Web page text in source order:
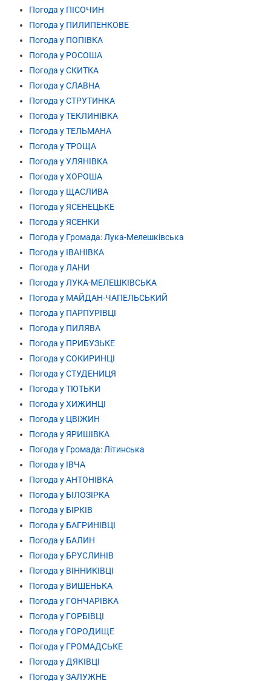
Погода у ПІСОЧИН
Погода у ПИЛИПЕНКОВЕ
Погода у ПОПІВКА
Погода у РОСОША
Погода у СКИТКА
Погода у СЛАВНА
Погода у СТРУТИНКА
Погода у ТЕКЛИНІВКА
Погода у ТЕЛЬМАНА
Погода у ТРОЩА
Погода у УЛЯНІВКА
Погода у ХОРОША
Погода у ЩАСЛИВА
Погода у ЯСЕНЕЦЬКЕ
Погода у ЯСЕНКИ
Погода у Громада: Лука-Мелешківська
Погода у ІВАНІВКА
Погода у ЛАНИ
Погода у ЛУКА-МЕЛЕШКІВСЬКА
Погода у МАЙДАН-ЧАПЕЛЬСЬКИЙ
Погода у ПАРПУРІВЦІ
Погода у ПИЛЯВА
Погода у ПРИБУЗЬКЕ
Погода у СОКИРИНЦІ
Погода у СТУДЕНИЦЯ
Погода у ТЮТЬКИ
Погода у ХИЖИНЦІ
Погода у ЦВІЖИН
Погода у ЯРИШІВКА
Погода у Громада: Літинська
Погода у ІВЧА
Погода у АНТОНІВКА
Погода у БІЛОЗІРКА
Погода у БІРКІВ
Погода у БАГРИНІВЦІ
Погода у БАЛИН
Погода у БРУСЛИНІВ
Погода у ВІННИКІВЦІ
Погода у ВИШЕНЬКА
Погода у ГОНЧАРІВКА
Погода у ГОРБІВЦІ
Погода у ГОРОДИЩЕ
Погода у ГРОМАДСЬКЕ
Погода у ДЯКІВЦІ
Погода у ЗАЛУЖНЕ